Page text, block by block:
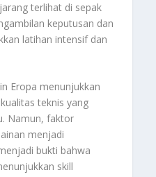
terlihat di sepak
keputusan dan
latihan intensif dan
Eropa menunjukkan
teknis yang
Namun, faktor
menjadi
bukti bahwa
skill